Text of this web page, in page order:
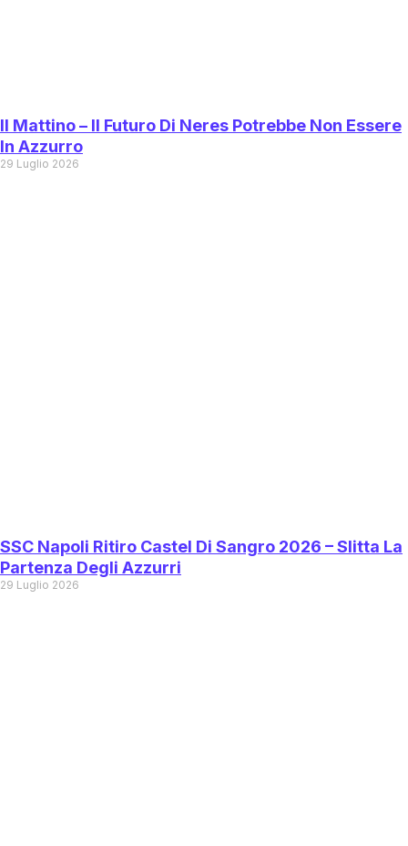
Il Mattino – Il Futuro Di Neres Potrebbe Non Essere
In Azzurro
29 Luglio 2026
SSC Napoli Ritiro Castel Di Sangro 2026 – Slitta La
Partenza Degli Azzurri
29 Luglio 2026